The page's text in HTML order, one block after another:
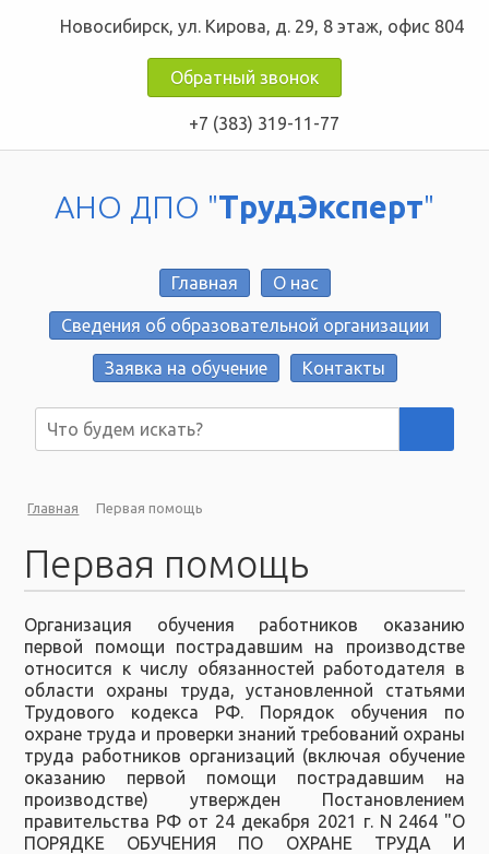
Новосибирск, ул. Кирова, д. 29, 8 этаж, офис 804
Обратный звонок
+7 (383) 319-11-77
АНО ДПО "ТрудЭксперт"
Главная О нас
Сведения об образовательной организации
Заявка на обучение Контакты
Главная Первая помощь
Первая помощь
Организация обучения работников оказанию
первой помощи пострадавшим на производстве
относится к числу обязанностей работодателя в
области охраны труда, установленной статьями
Трудового кодекса РФ. Порядок обучения по
охране труда и проверки знаний требований охраны
труда работников организаций (включая обучение
оказанию первой помощи пострадавшим на
производстве) утвержден Постановлением
правительства РФ от 24 декабря 2021 г. N 2464 "О
ПОРЯДКЕ ОБУЧЕНИЯ ПО ОХРАНЕ ТРУДА И